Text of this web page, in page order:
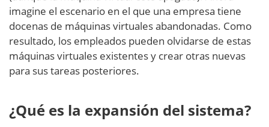
imagine el escenario en el que una empresa tiene
docenas de máquinas virtuales abandonadas. Como
resultado, los empleados pueden olvidarse de estas
máquinas virtuales existentes y crear otras nuevas
para sus tareas posteriores.
¿Qué es la expansión del sistema?